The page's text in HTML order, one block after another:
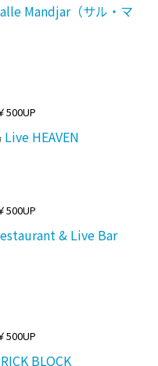
Mandjar（サル・マ
500UP
Live HEAVEN
500UP
& Live Bar
500UP
BLOCK